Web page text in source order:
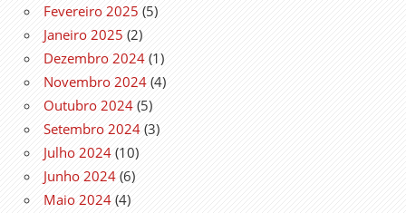
Fevereiro 2025 (5)
Janeiro 2025 (2)
Dezembro 2024 (1)
Novembro 2024 (4)
Outubro 2024 (5)
Setembro 2024 (3)
Julho 2024 (10)
Junho 2024 (6)
Maio 2024 (4)